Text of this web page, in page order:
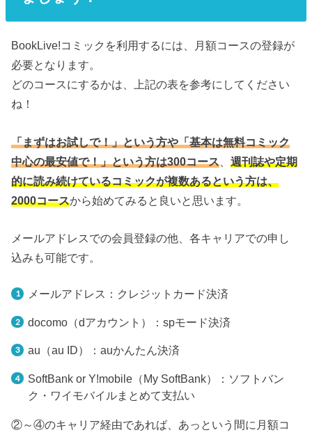
BookLive!コミックを利用するには、月額コースの登録が
必要となります。
どのコースにするかは、上記の表を参考にしてください
ね！
「まずはお試しで！」という方や「基本は無料コミック
中心の最安値で！」という方は300コース
、週刊誌や定期
的に読み続けているコミックが複数あるという方は、
2000コースから始めてみると良いと思います。
メールアドレスでの会員登録の他、各キャリアでの申し
込みも可能です。
メールアドレス：クレジットカード決済
docomo（dアカウント）：spモード決済
au（au ID）：auかんたん決済
SoftBank or Y!mobile（My SoftBank）：ソフトバン
ク・ワイモバイルまとめて支払い
②～④のキャリア経由であれば、あっという間に月額コ